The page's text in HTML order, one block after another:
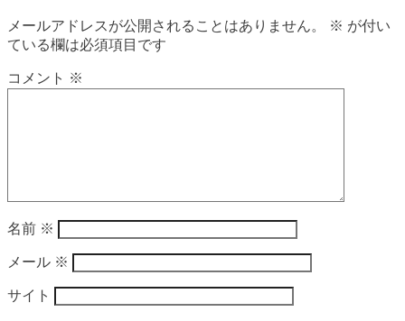
メールアドレスが公開されることはありません。 ※ が付い
ている欄は必須項目です
コメント ※
名前 ※
メール ※
サイト